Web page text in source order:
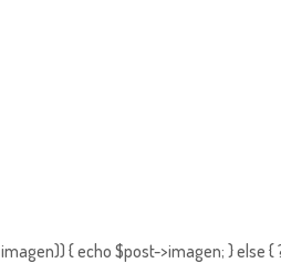
imagen)) { echo $post->imagen; } else {